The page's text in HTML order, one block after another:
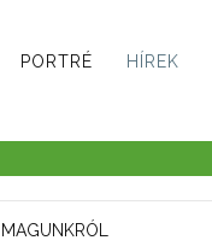
PORTRÉ HÍREK
MAGUNKRÓL